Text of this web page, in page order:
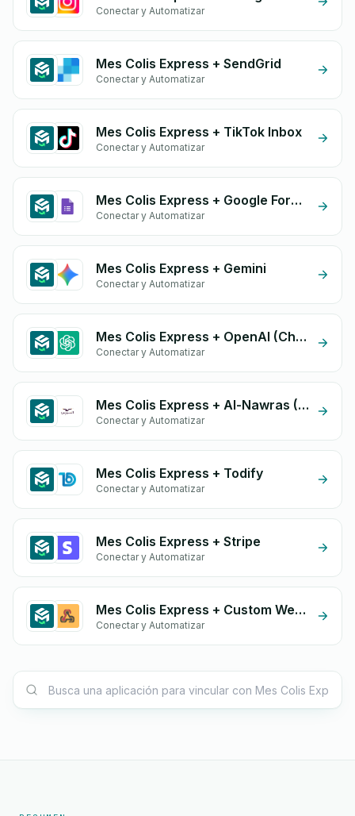
Conectar y Automatizar
Mes Colis Express + SendGrid
Conectar y Automatizar
Mes Colis Express + TikTok Inbox
Conectar y Automatizar
Mes Colis Express + Google Form Integration
Conectar y Automatizar
Mes Colis Express + Gemini
Conectar y Automatizar
Mes Colis Express + OpenAI (ChatGPT)
Conectar y Automatizar
Mes Colis Express + Al-Nawras (Nawris)
Conectar y Automatizar
Mes Colis Express + Todify
Conectar y Automatizar
Mes Colis Express + Stripe
Conectar y Automatizar
Mes Colis Express + Custom Webhook
Conectar y Automatizar